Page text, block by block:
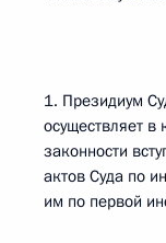
1. Президиум
осуществляет в
законности
актов Суда по
им по первой